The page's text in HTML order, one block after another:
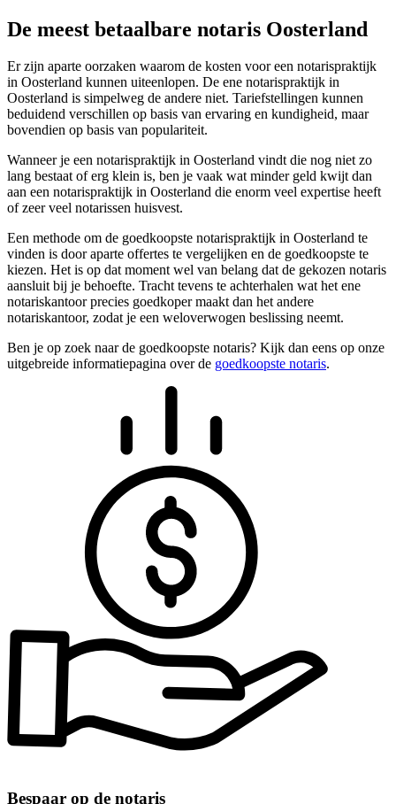
De meest betaalbare notaris Oosterland
Er zijn aparte oorzaken waarom de kosten voor een notarispraktijk
in Oosterland kunnen uiteenlopen. De ene notarispraktijk in
Oosterland is simpelweg de andere niet. Tariefstellingen kunnen
beduidend verschillen op basis van ervaring en kundigheid, maar
bovendien op basis van populariteit.
Wanneer je een notarispraktijk in Oosterland vindt die nog niet zo
lang bestaat of erg klein is, ben je vaak wat minder geld kwijt dan
aan een notarispraktijk in Oosterland die enorm veel expertise heeft
of zeer veel notarissen huisvest.
Een methode om de goedkoopste notarispraktijk in Oosterland te
vinden is door aparte offertes te vergelijken en de goedkoopste te
kiezen. Het is op dat moment wel van belang dat de gekozen notaris
aansluit bij je behoefte. Tracht tevens te achterhalen wat het ene
notariskantoor precies goedkoper maakt dan het andere
notariskantoor, zodat je een weloverwogen beslissing neemt.
Ben je op zoek naar de goedkoopste notaris? Kijk dan eens op onze
uitgebreide informatiepagina over de goedkoopste notaris.
Bespaar op de notaris